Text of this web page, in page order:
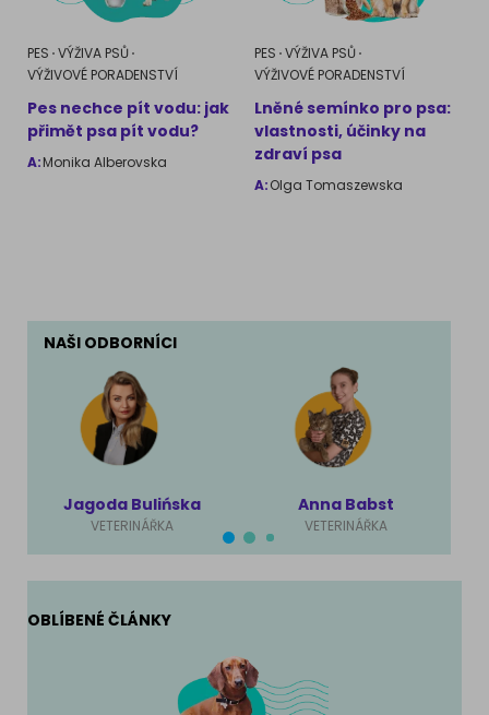
PES VÝŽIVA PSŮ
VÝŽIVOVÉ PORADENSTVÍ
Pes nechce pít vodu: jak
přimět psa pít vodu?
A:Monika Alberovska
PES VÝŽIVA PSŮ
VÝŽIVOVÉ PORADENSTVÍ
Lněné semínko pro psa:
vlastnosti, účinky na
zdraví psa
A:Olga Tomaszewska
NAŠI ODBORNÍCI
Jagoda Bulińska
VETERINÁŘKA
Anna Babst
VETERINÁŘKA
OBLÍBENÉ ČLÁNKY